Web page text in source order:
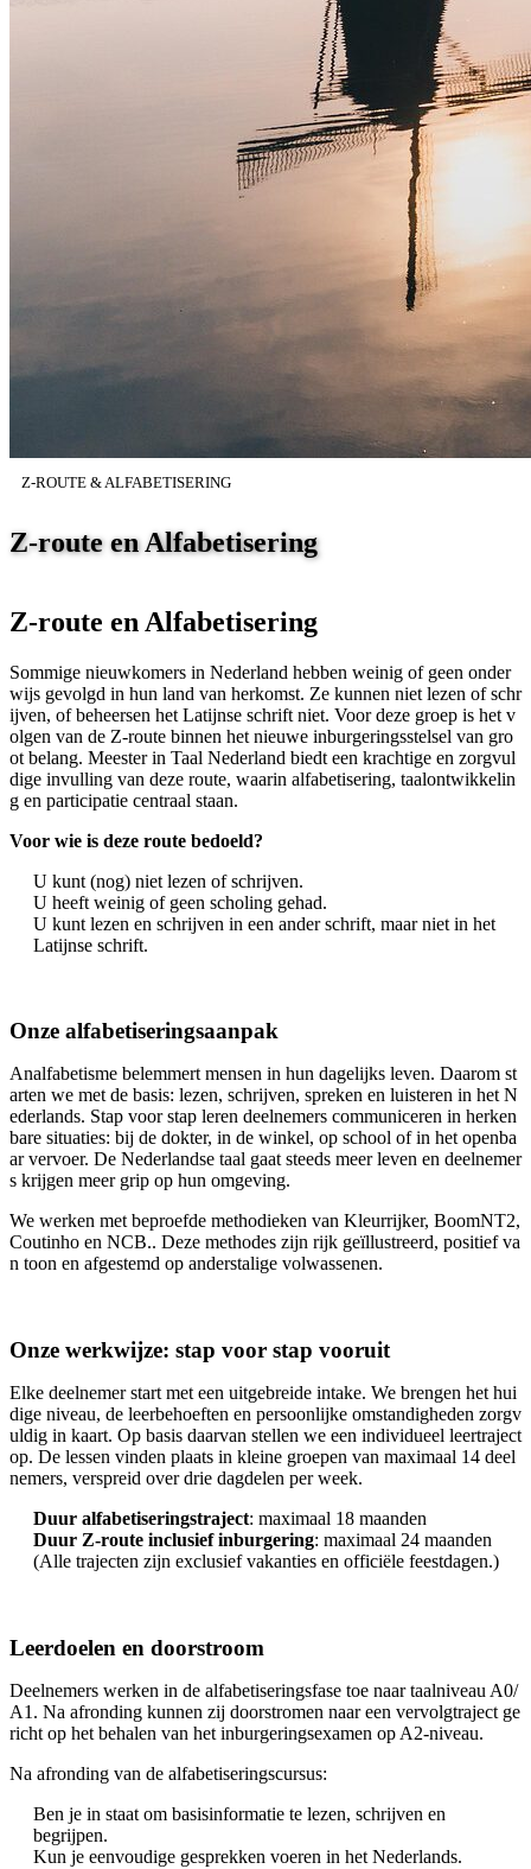
Z-ROUTE & ALFABETISERING
Z-route en Alfabetisering
Z-route en Alfabetisering
Sommige nieuwkomers in Nederland hebben weinig of geen onder
wijs gevolgd in hun land van herkomst. Ze kunnen niet lezen of schr
ijven, of beheersen het Latijnse schrift niet. Voor deze groep is het v
olgen van de Z-route binnen het nieuwe inburgeringsstelsel van gro
ot belang. Meester in Taal Nederland biedt een krachtige en zorgvul
dige invulling van deze route, waarin alfabetisering, taalontwikkelin
g en participatie centraal staan.
Voor wie is deze route bedoeld?
U kunt (nog) niet lezen of schrijven.
U heeft weinig of geen scholing gehad.
U kunt lezen en schrijven in een ander schrift, maar niet in het
Latijnse schrift.
Onze alfabetiseringsaanpak
Analfabetisme belemmert mensen in hun dagelijks leven. Daarom st
arten we met de basis: lezen, schrijven, spreken en luisteren in het N
ederlands. Stap voor stap leren deelnemers communiceren in herken
bare situaties: bij de dokter, in de winkel, op school of in het openba
ar vervoer. De Nederlandse taal gaat steeds meer leven en deelnemer
s krijgen meer grip op hun omgeving.
We werken met beproefde methodieken van Kleurrijker, BoomNT2,
Coutinho en NCB.. Deze methodes zijn rijk geïllustreerd, positief va
n toon en afgestemd op anderstalige volwassenen.
Onze werkwijze: stap voor stap vooruit
Elke deelnemer start met een uitgebreide intake. We brengen het hui
dige niveau, de leerbehoeften en persoonlijke omstandigheden zorgv
uldig in kaart. Op basis daarvan stellen we een individueel leertraject
op. De lessen vinden plaats in kleine groepen van maximaal 14 deel
nemers, verspreid over drie dagdelen per week.
Duur alfabetiseringstraject: maximaal 18 maanden
Duur Z-route inclusief inburgering: maximaal 24 maanden
(Alle trajecten zijn exclusief vakanties en officiële feestdagen.)
Leerdoelen en doorstroom
Deelnemers werken in de alfabetiseringsfase toe naar taalniveau A0/
A1. Na afronding kunnen zij doorstromen naar een vervolgtraject ge
richt op het behalen van het inburgeringsexamen op A2-niveau.
Na afronding van de alfabetiseringscursus:
Ben je in staat om basisinformatie te lezen, schrijven en
begrijpen.
Kun je eenvoudige gesprekken voeren in het Nederlands.